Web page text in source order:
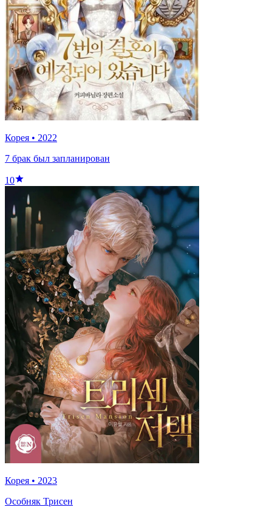
Корея • 2022
7 брак был запланирован
10
Корея • 2023
Особняк Трисен